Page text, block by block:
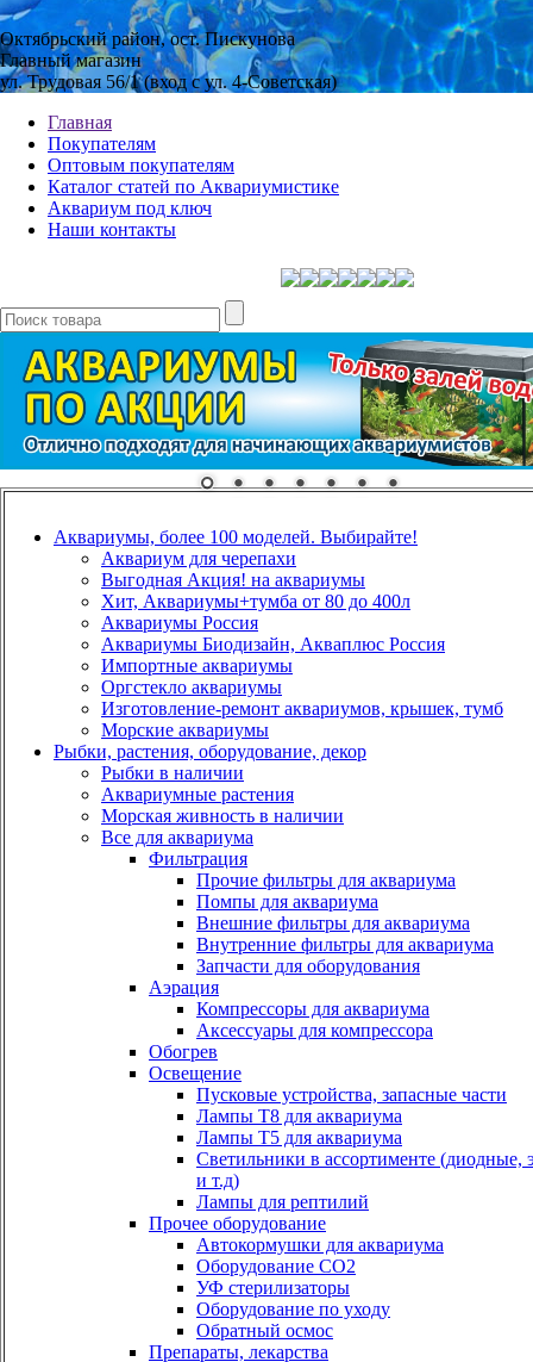
Октябрьский район, ост. Пискунова
Главный магазин
ул. Трудовая 56/1 (вход с ул. 4-Советская)
Главная
Покупателям
Оптовым покупателям
Каталог статей по Аквариумистике
Аквариум под ключ
Наши контакты
Аквариумы, более 100 моделей. Выбирайте!
Аквариум для черепахи
Выгодная Акция! на аквариумы
Хит, Аквариумы+тумба от 80 до 400л
Аквариумы Россия
Аквариумы Биодизайн, Акваплюс Россия
Импортные аквариумы
Оргстекло аквариумы
Изготовление-ремонт аквариумов, крышек, тумб
Морские аквариумы
Рыбки, растения, оборудование, декор
Рыбки в наличии
Аквариумные растения
Морская живность в наличии
Все для аквариума
Фильтрация
Прочие фильтры для аквариума
Помпы для аквариума
Внешние фильтры для аквариума
Внутренние фильтры для аквариума
Запчасти для оборудования
Аэрация
Компрессоры для аквариума
Аксессуары для компрессора
Обогрев
Освещение
Пусковые устройства, запасные части
Лампы Т8 для аквариума
Лампы Т5 для аквариума
Светильники в ассортименте (диодные,
и т.д)
Лампы для рептилий
Прочее оборудование
Автокормушки для аквариума
Оборудование СО2
УФ стерилизаторы
Оборудование по уходу
Обратный осмос
Препараты, лекарства